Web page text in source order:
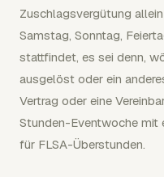
Zuschlagsvergütung
Samstag, Sonntag,
stattfindet, es sei denn,
ausgelöst oder ein
Vertrag oder eine
Stunden-Eventwoche
für FLSA-Überstunden.